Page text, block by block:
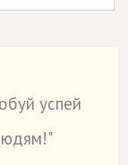
успей